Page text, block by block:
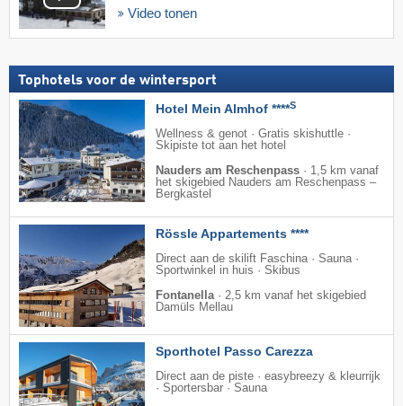
Video tonen
Tophotels voor de wintersport
Hotel Mein Almhof ****S
Wellness & genot · Gratis skishuttle ·
Skipiste tot aan het hotel
Nauders am Reschenpass · 1,5 km vanaf
het skigebied Nauders am Reschenpass –
Bergkastel
Rössle Appartements ****
Direct aan de skilift Faschina · Sauna ·
Sportwinkel in huis · Skibus
Fontanella · 2,5 km vanaf het skigebied
Damüls Mellau
Sporthotel Passo Carezza
Direct aan de piste · easybreezy & kleurrijk
· Sportersbar · Sauna